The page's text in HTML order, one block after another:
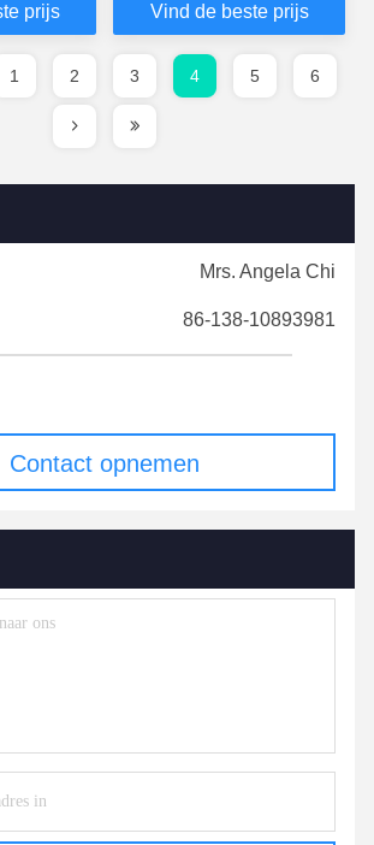
prijs
van 350 mm diepte
Vind de beste prijs
1 2 3 4 5 6
Mrs. Angela Chi
86-138-10893981
Contact opnemen